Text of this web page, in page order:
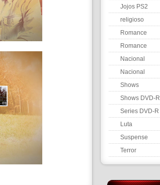
Jojos PS2
religioso
Romance
Romance
Nacional
Nacional
Shows
Shows DVD-R
Series DVD-R
Luta
Suspense
Terror